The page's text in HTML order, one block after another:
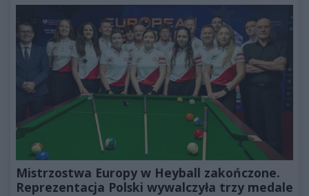
Mistrzostwa Europy w Heyball zakończone.
Reprezentacja Polski wywalczyła trzy medale